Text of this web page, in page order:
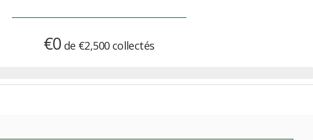
€0 de €2,500collectés